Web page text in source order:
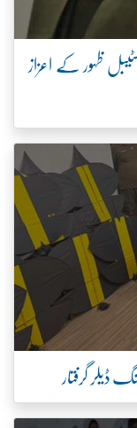
ظہور کے اعزاز
ڈیلر گرفتار